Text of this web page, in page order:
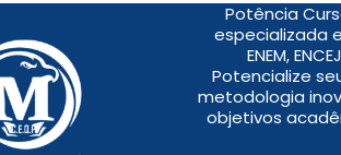
Potência
especializada
ENEM,
Potencialize
metodologia
objetivos